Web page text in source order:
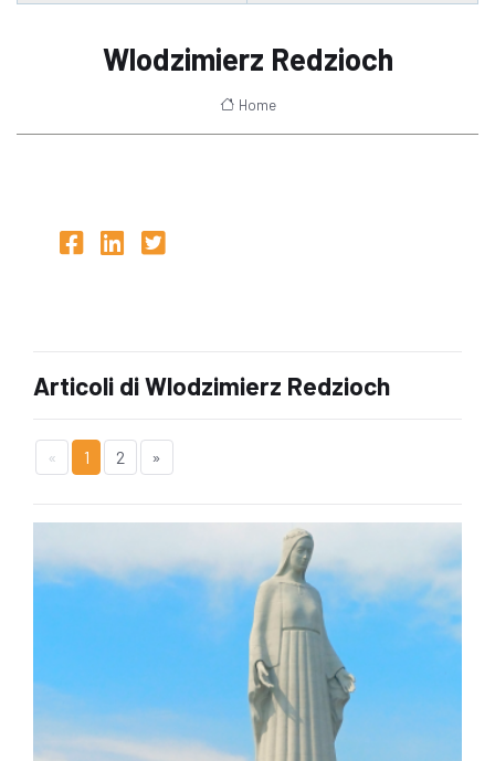
Wlodzimierz Redzioch
Home
Articoli di Wlodzimierz Redzioch
« 1 2 »